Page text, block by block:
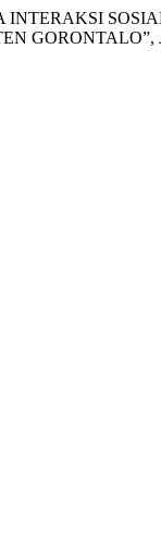
GORONTALO”,